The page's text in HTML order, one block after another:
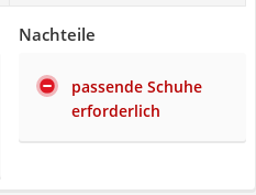
Nachteile
passende Schuhe
erforderlich